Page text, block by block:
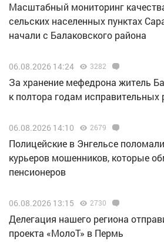
Масштабный мониторинг
сельских населенных пунктах
начали с Балаковского района
06.08.2026 14:24 3282
За хранение мефедрона житель
к полтора годам исправительных
06.08.2026 14:10 2679
Полицейские в Энгельсе
курьеров мошенников, которые
пенсионеров
06.08.2026 13:15 2730
Делегация нашего региона
проекта «МолоТ» в Пермь